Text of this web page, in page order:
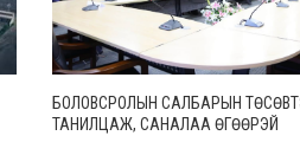
БОЛОВСРОЛЫН САЛБАРЫН
ТАНИЛЦАЖ, САНАЛАА ӨГӨӨРЭЙ